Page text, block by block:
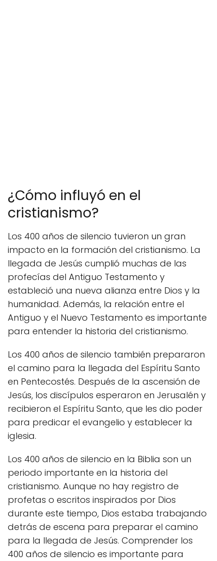
¿Cómo influyó en el
cristianismo?
Los 400 años de silencio tuvieron un gran
impacto en la formación del cristianismo. La
llegada de Jesús cumplió muchas de las
profecías del Antiguo Testamento y
estableció una nueva alianza entre Dios y la
humanidad. Además, la relación entre el
Antiguo y el Nuevo Testamento es importante
para entender la historia del cristianismo.
Los 400 años de silencio también prepararon
el camino para la llegada del Espíritu Santo
en Pentecostés. Después de la ascensión de
Jesús, los discípulos esperaron en Jerusalén y
recibieron el Espíritu Santo, que les dio poder
para predicar el evangelio y establecer la
iglesia.
Los 400 años de silencio en la Biblia son un
periodo importante en la historia del
cristianismo. Aunque no hay registro de
profetas o escritos inspirados por Dios
durante este tiempo, Dios estaba trabajando
detrás de escena para preparar el camino
para la llegada de Jesús. Comprender los
400 años de silencio es importante para